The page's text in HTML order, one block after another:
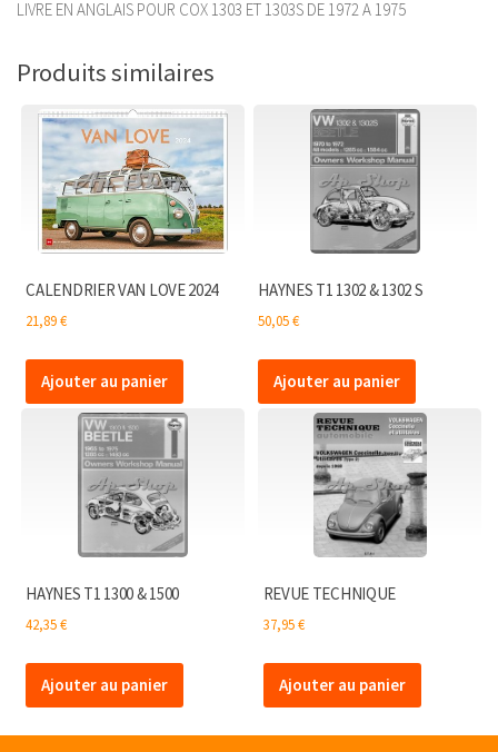
LIVRE EN ANGLAIS POUR COX 1303 ET 1303S DE 1972 A 1975
Produits similaires
CALENDRIER VAN LOVE 2024
21,89€
Ajouter au panier
HAYNES T1 1302 & 1302 S
50,05€
Ajouter au panier
HAYNES T1 1300 & 1500
42,35€
Ajouter au panier
REVUE TECHNIQUE
37,95€
Ajouter au panier